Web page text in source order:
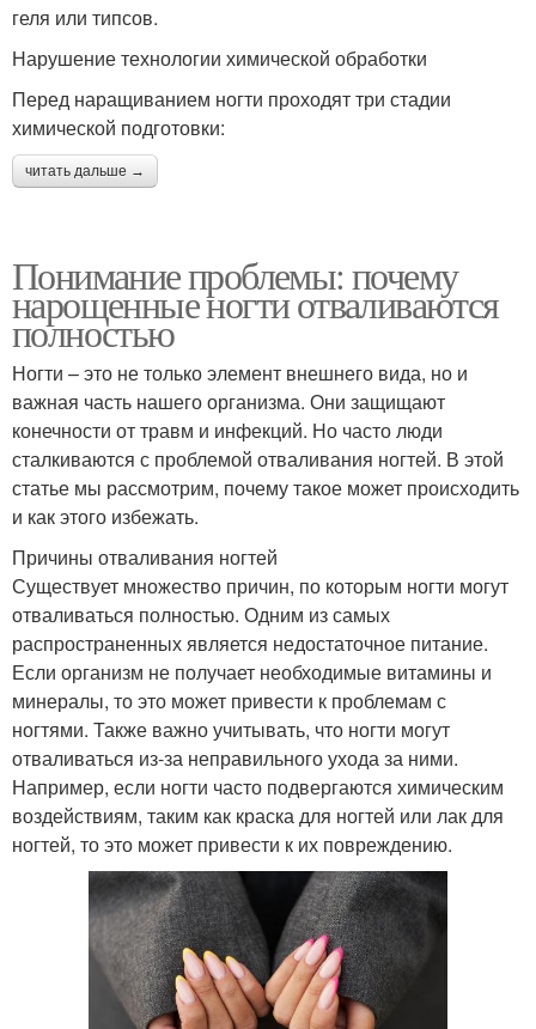
геля или типсов.
Нарушение технологии химической обработки
Перед наращиванием ногти проходят три стадии
химической подготовки:
читать дальше →
Понимание проблемы: почему
нарощенные ногти отваливаются
полностью
Ногти – это не только элемент внешнего вида, но и
важная часть нашего организма. Они защищают
конечности от травм и инфекций. Но часто люди
сталкиваются с проблемой отваливания ногтей. В этой
статье мы рассмотрим, почему такое может происходить
и как этого избежать.
Причины отваливания ногтей
Существует множество причин, по которым ногти могут
отваливаться полностью. Одним из самых
распространенных является недостаточное питание.
Если организм не получает необходимые витамины и
минералы, то это может привести к проблемам с
ногтями. Также важно учитывать, что ногти могут
отваливаться из-за неправильного ухода за ними.
Например, если ногти часто подвергаются химическим
воздействиям, таким как краска для ногтей или лак для
ногтей, то это может привести к их повреждению.